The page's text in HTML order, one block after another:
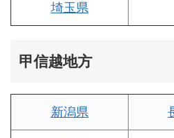
埼玉県
甲信越地方
新潟県